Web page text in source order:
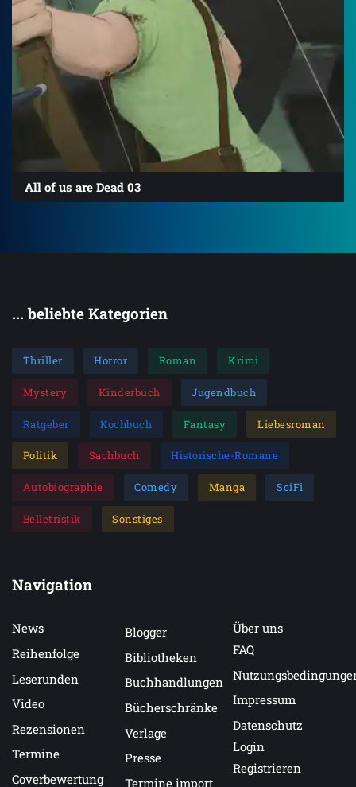
All of us are Dead 03
... beliebte Kategorien
Thriller Horror Roman Krimi
Mystery Kinderbuch Jugendbuch
Ratgeber Kochbuch Fantasy Liebesroman
Politik Sachbuch Historische-Romane
Autobiographie Comedy Manga SciFi
Belletristik Sonstiges
Navigation
News
Reihenfolge
Leserunden
Video
Rezensionen
Termine
Coverbewertung
Blogger
Bibliotheken
Buchhandlungen
Bücherschränke
Verlage
Presse
Termine import
Über uns
FAQ
Impressum
Datenschutz
Login
Registrieren